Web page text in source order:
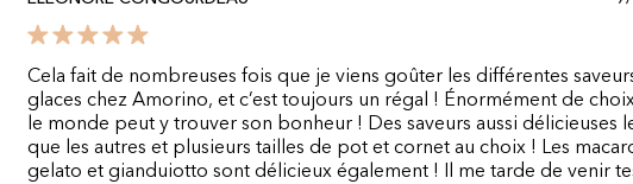
Cela fait de nombreuses fois que je viens goûter les différentes
glaces chez Amorino, et c’est toujours un régal ! Énormément de
le monde peut y trouver son bonheur ! Des saveurs aussi délicieuses
que les autres et plusieurs tailles de pot et cornet au choix ! Les
gelato et gianduiotto sont délicieux également ! Il me tarde de venir